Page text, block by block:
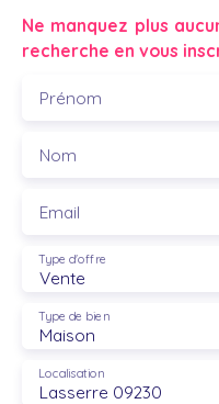
Ne manquez plus
recherche en vous
Prénom
Nom
Email
Vente
Type d'offre
Maison
Type de bien
Lasserre 09230
Localisation